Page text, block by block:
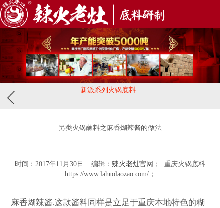
新派系列火锅底料
另类火锅蘸料之麻香煳辣酱的做法
时间：2017年11月30日 编辑： 辣火老灶官网 ； 重庆火锅底料
https://www.lahuolaozao.com/；
麻香煳辣酱,这款酱料同样是立足于重庆本地特色的糊